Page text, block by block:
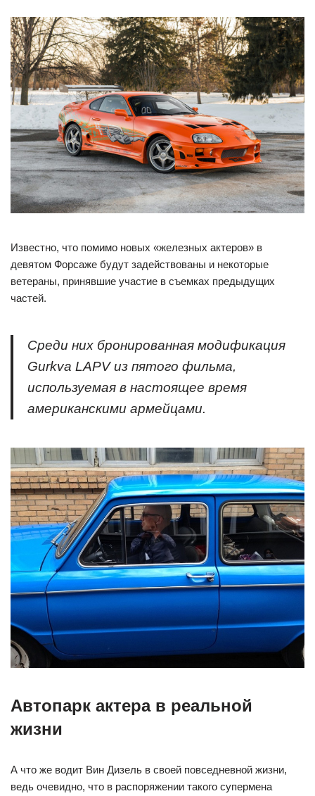
Известно, что помимо новых «железных актеров» в
девятом Форсаже будут задействованы и некоторые
ветераны, принявшие участие в съемках предыдущих
частей.
Среди них бронированная модификация
Gurkva LAPV из пятого фильма,
используемая в настоящее время
американскими армейцами.
Автопарк актера в реальной
жизни
А что же водит Вин Дизель в своей повседневной жизни,
ведь очевидно, что в распоряжении такого супермена